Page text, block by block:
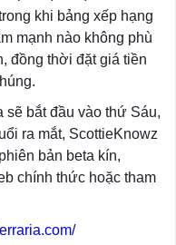
khi bảng xếp hạng
mạnh nào không phù
đồng thời đặt giá tiền
sẽ bắt đầu vào thứ Sáu,
ra mắt, ScottieKnowz
bản beta kín,
chính thức hoặc tham